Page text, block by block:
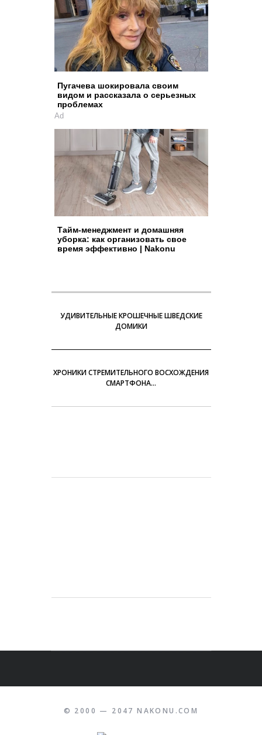
Пугачева шокировала своим
видом и рассказала о серьезных
проблемах
Ad
Тайм-менеджмент и домашняя
уборка: как организовать свое
время эффективно | Nakonu
УДИВИТЕЛЬНЫЕ КРОШЕЧНЫЕ ШВЕДСКИЕ
ДОМИКИ
ХРОНИКИ СТРЕМИТЕЛЬНОГО ВОСХОЖДЕНИЯ
СМАРТФОНА…
© 2000 — 2047 NAKONU.COM